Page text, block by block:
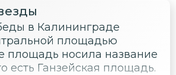
в Калининграде
площадью
площадь носила название
есть Ганзейская площадь.